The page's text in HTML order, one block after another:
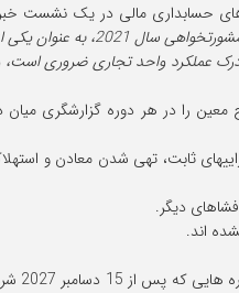
رسانی گسترده ما با آنها به
عملکرد واحد تجاری ضروری است، و
را در هر دوره گزارشگری میان
2) پاداش کارکنان؛ 3) استهلاک؛ 4) استهلاک داراییهای نامشهود؛ و
دیگر.
اند.